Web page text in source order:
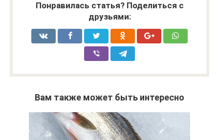
Понравилась статья? Поделиться с
друзьями:
Вам также может быть интересно